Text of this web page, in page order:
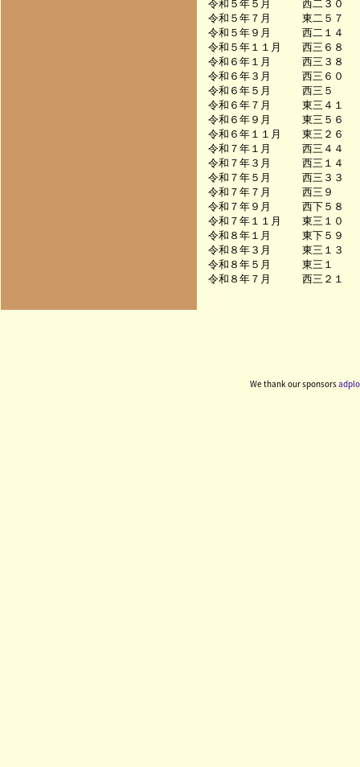
令和５年５月　　　西二
令和５年７月　　　東二５
令和５年９月　　　西二１
令和５年１１月　　西三６
令和６年１月　　　西三
令和６年３月　　　西三６
令和６年５月　　　西三
令和６年７月　　　東三
令和６年９月　　　東三５
令和６年１１月　　東三
令和７年１月　　　西三４
令和７年３月　　　西三
令和７年５月　　　西三３
令和７年７月　　　西三
令和７年９月　　　西下
令和７年１１月　　東三
令和８年１月　　　東下
令和８年３月　　　東三
令和８年５月　　　東三
We thank our sponsors